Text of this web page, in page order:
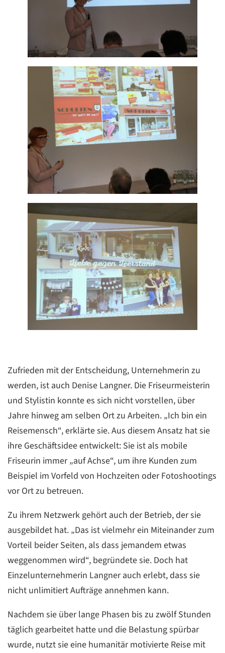
Zufrieden mit der Entscheidung, Unternehmerin zu
werden, ist auch Denise Langner. Die Friseurmeisterin
und Stylistin konnte es sich nicht vorstellen, über
Jahre hinweg am selben Ort zu Arbeiten. „Ich bin ein
Reisemensch“, erklärte sie. Aus diesem Ansatz hat sie
ihre Geschäftsidee entwickelt: Sie ist als mobile
Friseurin immer „auf Achse“, um ihre Kunden zum
Beispiel im Vorfeld von Hochzeiten oder Fotoshootings
vor Ort zu betreuen.
Zu ihrem Netzwerk gehört auch der Betrieb, der sie
ausgebildet hat. „Das ist vielmehr ein Miteinander zum
Vorteil beider Seiten, als dass jemandem etwas
weggenommen wird“, begründete sie. Doch hat
Einzelunternehmerin Langner auch erlebt, dass sie
nicht unlimitiert Aufträge annehmen kann.
Nachdem sie über lange Phasen bis zu zwölf Stunden
täglich gearbeitet hatte und die Belastung spürbar
wurde, nutzt sie eine humanitär motivierte Reise mit